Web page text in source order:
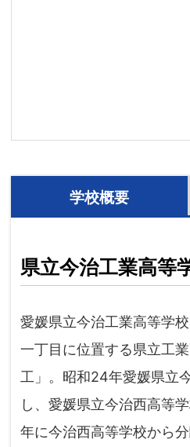
学校概要
県立今治工業高等
愛媛県立今治工業高等学
一丁目に位置する県立工
工」。昭和24年愛媛県立
し、愛媛県立今治西高等
年に今治西高等学校から